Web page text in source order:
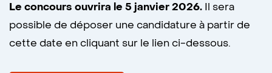
Le concours ouvrira le 5 janvier 2026. Il sera
possible de déposer une candidature à partir de
cette date en cliquant sur le lien ci-dessous.